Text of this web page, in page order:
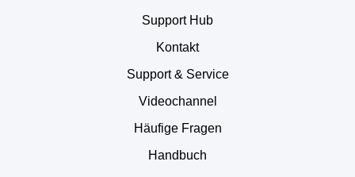
Support Hub
Kontakt
Support & Service
Videochannel
Häufige Fragen
Handbuch